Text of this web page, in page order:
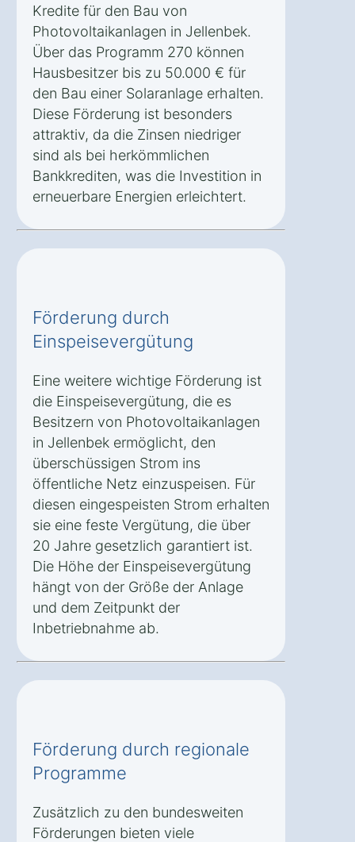
Kredite für den Bau von
Photovoltaikanlagen in Jellenbek.
Über das Programm 270 können
Hausbesitzer bis zu 50.000 € für
den Bau einer Solaranlage erhalten.
Diese Förderung ist besonders
attraktiv, da die Zinsen niedriger
sind als bei herkömmlichen
Bankkrediten, was die Investition in
erneuerbare Energien erleichtert.
Förderung durch
Einspeisevergütung
Eine weitere wichtige Förderung ist
die Einspeisevergütung, die es
Besitzern von Photovoltaikanlagen
in Jellenbek ermöglicht, den
überschüssigen Strom ins
öffentliche Netz einzuspeisen. Für
diesen eingespeisten Strom erhalten
sie eine feste Vergütung, die über
20 Jahre gesetzlich garantiert ist.
Die Höhe der Einspeisevergütung
hängt von der Größe der Anlage
und dem Zeitpunkt der
Inbetriebnahme ab.
Förderung durch regionale
Programme
Zusätzlich zu den bundesweiten
Förderungen bieten viele